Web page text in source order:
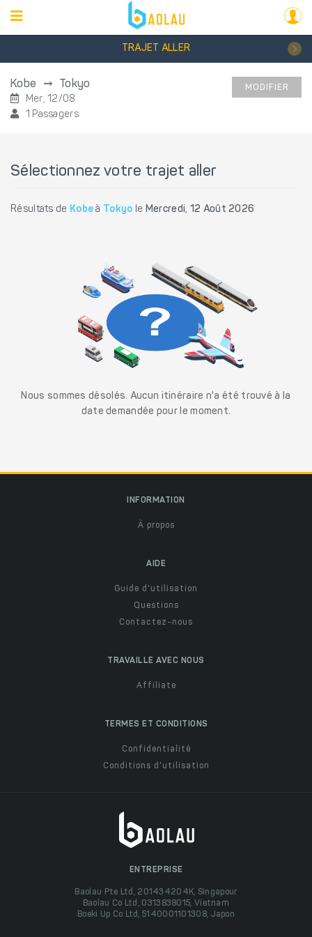
TRAJET ALLER
Kobe Tokyo
Mer, 12/08
1 Passagers
MODIFIER
Sélectionnez votre trajet aller
Résultats de Kobe à Tokyo le Mercredi, 12 Août 2026
Nous sommes désolés. Aucun itinéraire n'a été trouvé à la
date demandée pour le moment.
INFORMATION
À propos
AIDE
Guide d'utilisation
Questions
Contactez-nous
TRAVAILLE AVEC NOUS
Affiliate
TERMES ET CONDITIONS
Confidentialité
Conditions d'utilisation
ENTREPRISE
Baolau Pte Ltd, 201434204K, Singapour
Baolau Co Ltd, 0313838015, Vietnam
Boeki Up Co Ltd, 5140001101308, Japon